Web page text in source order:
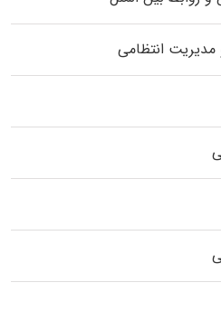
انتظامی